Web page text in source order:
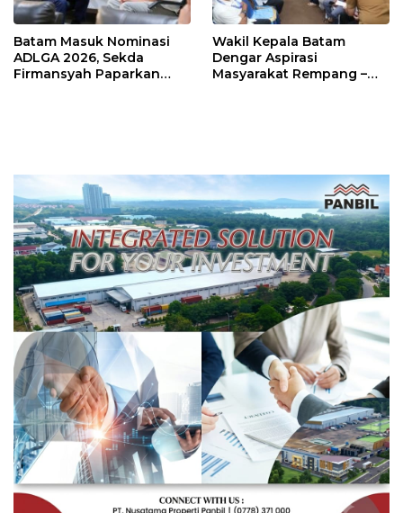
Batam Masuk Nominasi
ADLGA 2026, Sekda
Firmansyah Paparkan
Wakil Kepala Batam
Dengar Aspirasi
Masyarakat Rempang –